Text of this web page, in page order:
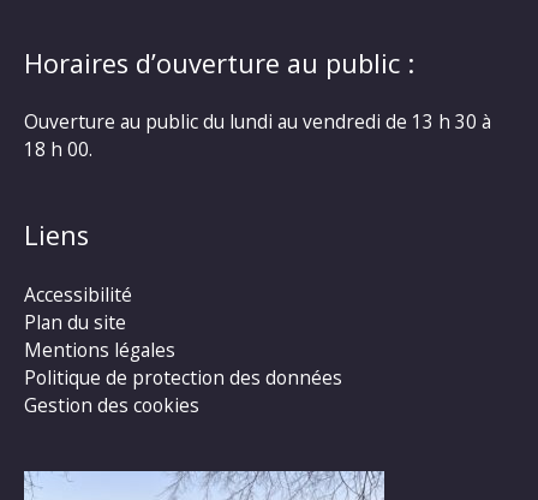
Horaires d’ouverture au public :
Ouverture au public du lundi au vendredi de 13 h 30 à
18 h 00.
Liens
Accessibilité
Plan du site
Mentions légales
Politique de protection des données
Gestion des cookies